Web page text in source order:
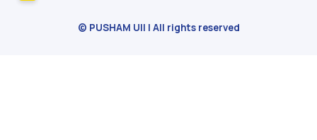
© PUSHAM UII | All rights reserved